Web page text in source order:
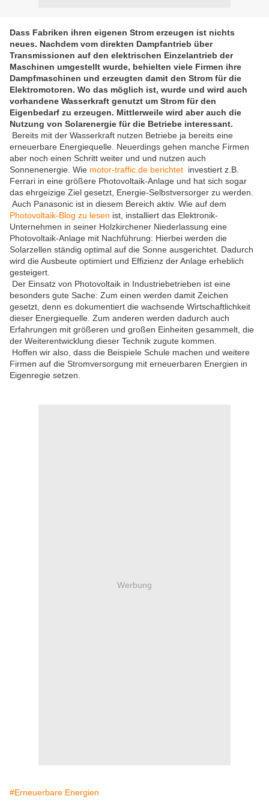
Dass Fabriken ihren eigenen Strom erzeugen ist nichts
neues. Nachdem vom direkten Dampfantrieb über
Transmissionen auf den elektrischen Einzelantrieb der
Maschinen umgestellt wurde, behielten viele Firmen ihre
Dampfmaschinen und erzeugten damit den Strom für die
Elektromotoren. Wo das möglich ist, wurde und wird auch
vorhandene Wasserkraft genutzt um Strom für den
Eigenbedarf zu erzeugen. Mittlerweile wird aber auch die
Nutzung von Solarenergie für die Betriebe interessant.
Bereits mit der Wasserkraft nutzen Betriebe ja bereits eine
erneuerbare Energiequelle. Neuerdings gehen manche Firmen
aber noch einen Schritt weiter und und nutzen auch
Sonnenenergie. Wie motor-traffic.de berichtet investiert z.B.
Ferrari in eine größere Photovoltaik-Anlage und hat sich sogar
das ehrgeizige Ziel gesetzt, Energie-Selbstversorger zu werden.
Auch Panasonic ist in diesem Bereich aktiv. Wie auf dem
Photovoltaik-Blog zu lesen ist, installiert das Elektronik-
Unternehmen in seiner Holzkirchener Niederlassung eine
Photovoltaik-Anlage mit Nachführung: Hierbei werden die
Solarzellen ständig optimal auf die Sonne ausgerichtet. Dadurch
wird die Ausbeute optimiert und Effizienz der Anlage erheblich
gesteigert.
Der Einsatz von Photovoltaik in Industriebetrieben ist eine
besonders gute Sache: Zum einen werden damit Zeichen
gesetzt, denn es dokumentiert die wachsende Wirtschaftlichkeit
dieser Energiequelle. Zum anderen werden dadurch auch
Erfahrungen mit größeren und großen Einheiten gesammelt, die
der Weiterentwicklung dieser Technik zugute kommen.
Hoffen wir also, dass die Beispiele Schule machen und weitere
Firmen auf die Stromversorgung mit erneuerbaren Energien in
Eigenregie setzen.
Werbung
#Erneuerbare Energien